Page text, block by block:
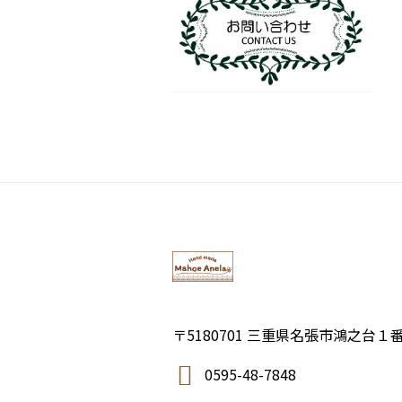
〒5180701 三重県名張市鴻之台１
0595-48-7848